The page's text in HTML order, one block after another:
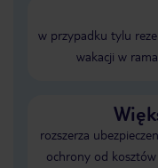
w przypadku tylu
wakacji w
rozszerza
ochrony od kosztów